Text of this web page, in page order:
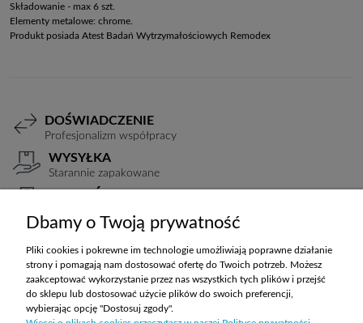
Składowanie - max 6 szt.
Elementy metalowe: chrome.
Produkt posiada Atest Badań Wytrzymałościowych Remodex
DOŚWIADCZENIE
Profesjonalizm współpracy
WYSYŁKA
Starannie zapakowane
TRANSPORT
Koszty ustalane indywidualnie
ZAKUPY
Dbamy o Twoją prywatność
Pliki cookies i pokrewne im technologie umożliwiają poprawne działanie
strony i pomagają nam dostosować ofertę do Twoich potrzeb. Możesz
zaakceptować wykorzystanie przez nas wszystkich tych plików i przejść
do sklepu lub dostosować użycie plików do swoich preferencji,
wybierając opcję "Dostosuj zgody".